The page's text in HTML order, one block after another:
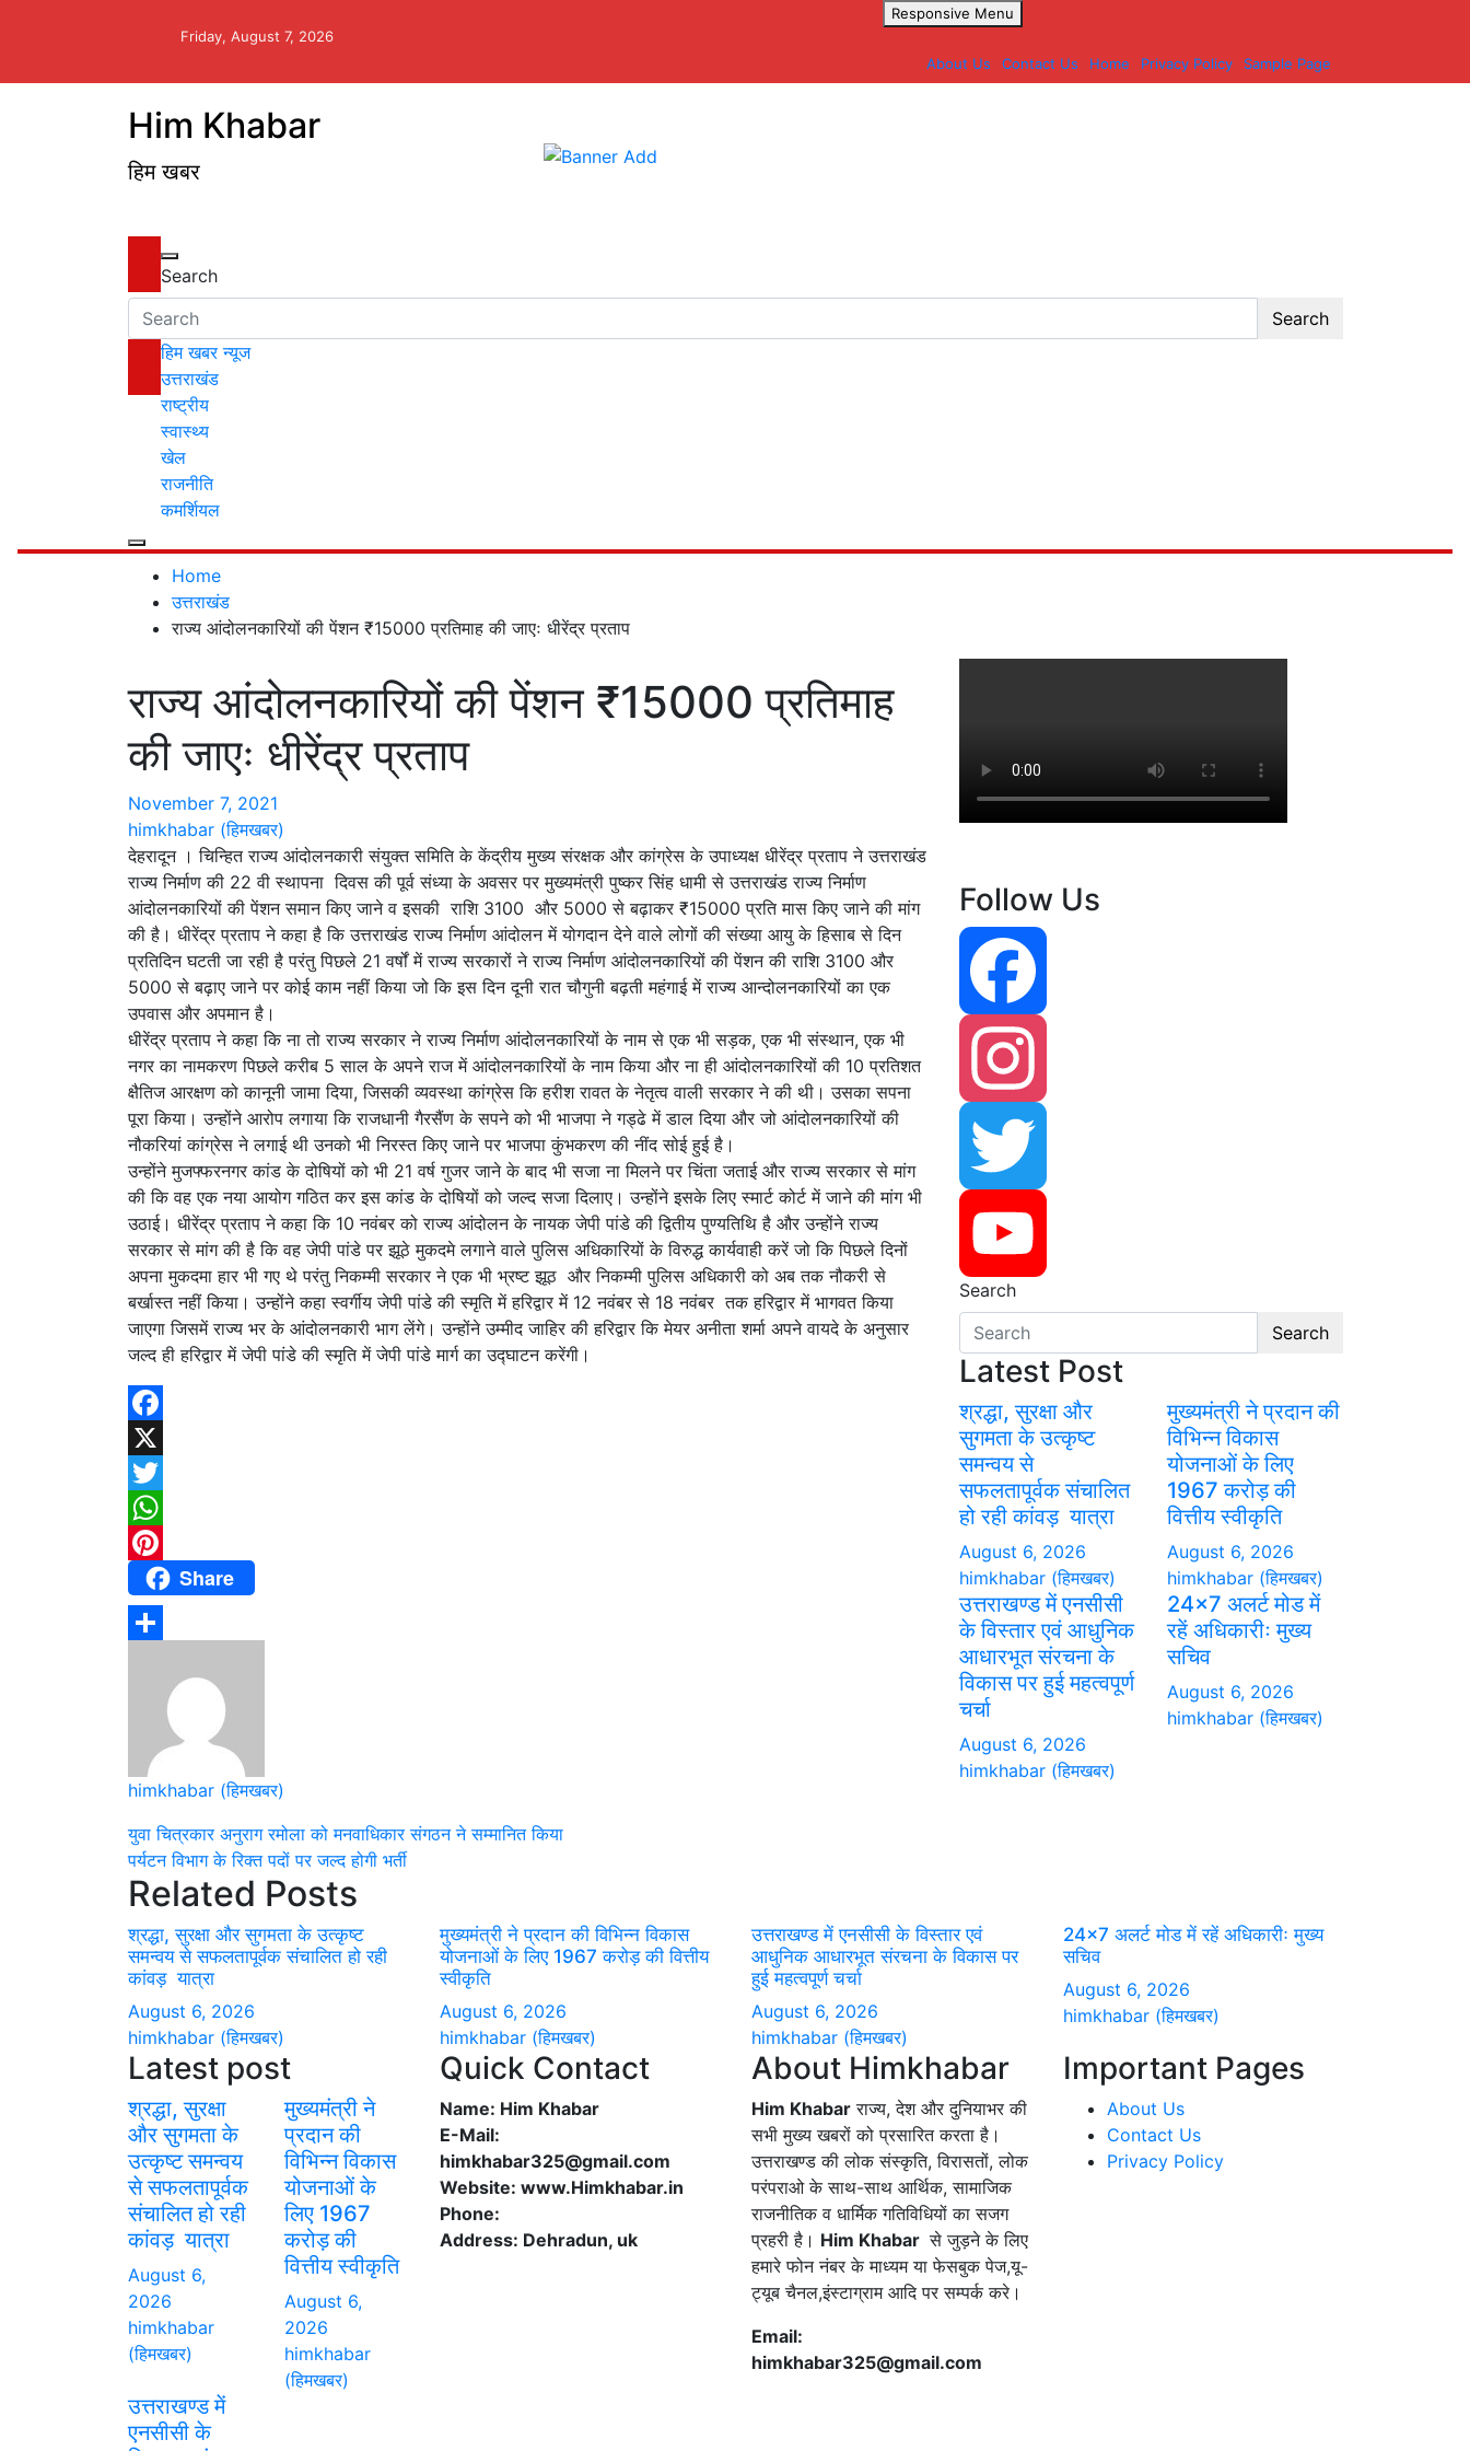
Friday, August 7, 2026
Responsive Menu
About Us Contact Us Home Privacy Policy Sample Page
Him Khabar
हिम खबर
Search
Search
हिम खबर न्यूज
उत्तराखंड
राष्ट्रीय
स्वास्थ्य
खेल
राजनीति
कमर्शियल
Home
उत्तराखंड
राज्य आंदोलनकारियों की पेंशन ₹15000 प्रतिमाह की जाएः धीरेंद्र प्रताप
राज्य आंदोलनकारियों की पेंशन ₹15000 प्रतिमाह
की जाएः धीरेंद्र प्रताप
November 7, 2021
himkhabar (हिमखबर)
देहरादून । चिन्हित राज्य आंदोलनकारी संयुक्त समिति के केंद्रीय मुख्य संरक्षक और कांग्रेस के उपाध्यक्ष धीरेंद्र प्रताप ने उत्तराखंड
राज्य निर्माण की 22 वी स्थापना दिवस की पूर्व संध्या के अवसर पर मुख्यमंत्री पुष्कर सिंह धामी से उत्तराखंड राज्य निर्माण
आंदोलनकारियों की पेंशन समान किए जाने व‌ ‌इसकी राशि 3100 और 5000 से बढ़ाकर ₹15000 प्रति मास किए जाने की मांग
की है। धीरेंद्र प्रताप ने कहा है कि उत्तराखंड राज्य निर्माण आंदोलन में योगदान देने वाले लोगों की संख्या आयु के हिसाब से दिन
प्रतिदिन घटती जा रही है परंतु पिछले 21 वर्षों में राज्य सरकारों ने राज्य निर्माण आंदोलनकारियों की पेंशन की राशि 3100 और
5000 से बढ़ाए जाने पर कोई काम नहीं किया जो कि इस दिन दूनी रात चौगुनी बढ़ती महंगाई में राज्य आन्दोलनकारियों का एक
उपवास और अपमान है।
धीरेंद्र प्रताप ने कहा कि ना तो राज्य सरकार ने राज्य निर्माण आंदोलनकारियों के नाम से एक भी सड़क, एक भी संस्थान, एक भी
नगर का नामकरण पिछले करीब 5 साल के अपने राज में आंदोलनकारियों के नाम किया और ना ही आंदोलनकारियों की 10 प्रतिशत
क्षैतिज आरक्षण को कानूनी जामा दिया, जिसकी व्यवस्था कांग्रेस कि हरीश रावत के नेतृत्व वाली सरकार ने की थी। उसका सपना
पूरा किया। उन्होंने आरोप लगाया कि राजधानी गैरसैंण के सपने को भी भाजपा ने गड्ढे में डाल दिया और जो आंदोलनकारियों की
नौकरियां कांग्रेस ने लगाई थी उनको भी निरस्त किए जाने पर भाजपा कुंभकरण की नींद सोई हुई है।
उन्होंने मुजफ्फरनगर कांड के दोषियों को भी 21 वर्ष गुजर जाने के बाद भी सजा ना मिलने पर चिंता जताई और राज्य सरकार से मांग
की कि वह एक नया आयोग गठित कर इस कांड के दोषियों को जल्द सजा दिलाए। उन्होंने इसके लिए स्मार्ट कोर्ट में जाने की मांग भी
उठाई। धीरेंद्र प्रताप ने कहा कि 10 नवंबर को राज्य आंदोलन के नायक जेपी पांडे की द्वितीय पुण्यतिथि है और उन्होंने राज्य
सरकार से मांग की है कि वह जेपी पांडे पर झूठे मुकदमे लगाने वाले पुलिस अधिकारियों के विरुद्ध कार्यवाही करें जो कि पिछले दिनों
अपना मुकदमा हार भी गए थे परंतु निकम्मी सरकार ने एक भी भ्रष्ट झूठ और निकम्मी पुलिस अधिकारी को अब तक नौकरी से
बर्खास्त नहीं किया। उन्होंने कहा स्वर्गीय जेपी पांडे की स्मृति में हरिद्वार में 12 नवंबर से 18 नवंबर तक हरिद्वार में भागवत किया
जाएगा जिसमें राज्य भर के आंदोलनकारी भाग लेंगे। उन्होंने उम्मीद जाहिर की हरिद्वार कि मेयर अनीता शर्मा अपने वायदे के अनुसार
जल्द ही हरिद्वार में जेपी पांडे की स्मृति में जेपी पांडे मार्ग का उद्घाटन करेंगी।
Facebook
X
Twitter
WhatsApp
PinterestShare
himkhabar (हिमखबर)
Post
navigation
युवा चित्रकार अनुराग रमोला को मनवाधिकार संगठन ने सम्मानित किया
पर्यटन विभाग के रिक्त पदों पर जल्द होगी भर्ती
Follow Us
Facebook
Instagram
Twitter
YouTube
Search
Search
Latest Post
श्रद्धा, सुरक्षा और
सुगमता के उत्कृष्ट
समन्वय से
सफलतापूर्वक संचालित
हो रही कांवड़ यात्रा
August 6, 2026
himkhabar (हिमखबर)
मुख्यमंत्री ने प्रदान की
विभिन्न विकास
योजनाओं के लिए
1967 करोड़ की
वित्तीय स्वीकृति
August 6, 2026
himkhabar (हिमखबर)
उत्तराखण्ड में एनसीसी
के विस्तार एवं आधुनिक
आधारभूत संरचना के
विकास पर हुई महत्वपूर्ण
चर्चा
August 6, 2026
himkhabar (हिमखबर)
24×7 अलर्ट मोड में
रहें अधिकारीः मुख्य
सचिव
August 6, 2026
himkhabar (हिमखबर)
Related Posts
श्रद्धा, सुरक्षा और सुगमता के उत्कृष्ट
समन्वय से सफलतापूर्वक संचालित हो रही
कांवड़ यात्रा
August 6, 2026
himkhabar (हिमखबर)
मुख्यमंत्री ने प्रदान की विभिन्न विकास
योजनाओं के लिए 1967 करोड़ की वित्तीय
स्वीकृति
August 6, 2026
himkhabar (हिमखबर)
उत्तराखण्ड में एनसीसी के विस्तार एवं
आधुनिक आधारभूत संरचना के विकास पर
हुई महत्वपूर्ण चर्चा
August 6, 2026
himkhabar (हिमखबर)
24×7 अलर्ट मोड में रहें अधिकारीः मुख्य
सचिव
August 6, 2026
himkhabar (हिमखबर)
Latest post
श्रद्धा, सुरक्षा
और सुगमता के
उत्कृष्ट समन्वय
से सफलतापूर्वक
संचालित हो रही
कांवड़ यात्रा
August 6,
2026
himkhabar
(हिमखबर)
मुख्यमंत्री ने
प्रदान की
विभिन्न विकास
योजनाओं के
लिए 1967
करोड़ की
वित्तीय स्वीकृति
August 6,
2026
himkhabar
(हिमखबर)
उत्तराखण्ड में
एनसीसी के
Quick Contact
Name: Him Khabar
E-Mail:
himkhabar325@gmail.com
Website: www.Himkhabar.in
Phone:
Address: Dehradun, uk
About Himkhabar
Him Khabar राज्य, देश और दुनियाभर की
सभी मुख्य खबरों को प्रसारित करता है।
उत्तराखण्ड की लोक संस्कृति, विरासतों, लोक
परंपराओ के साथ-साथ आर्थिक, सामाजिक
राजनीतिक व धार्मिक गतिविधियों का सजग
प्रहरी है। Him Khabar से जुड़ने के लिए
हमारे फोन नंबर के माध्यम या फेसबुक पेज,यू-
ट्यूब चैनल,इंस्टाग्राम आदि पर सम्पर्क करे।
Email:
himkhabar325@gmail.com
Important Pages
About Us
Contact Us
Privacy Policy